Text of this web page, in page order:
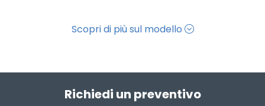
Scopri di più sul modello
Richiedi un preventivo